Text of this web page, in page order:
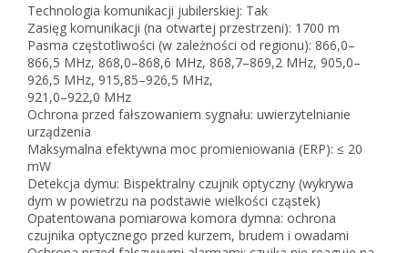
Technologia komunikacji jubilerskiej: Tak
Zasięg komunikacji (na otwartej przestrzeni): 1700 m
Pasma częstotliwości (w zależności od regionu): 866,0–
866,5 MHz, 868,0–868,6 MHz, 868,7–869,2 MHz, 905,0–
926,5 MHz, 915,85–926,5 MHz,
921,0–922,0 MHz
Ochrona przed fałszowaniem sygnału: uwierzytelnianie
urządzenia
Maksymalna efektywna moc promieniowania (ERP): ≤ 20
mW
Detekcja dymu: Bispektralny czujnik optyczny (wykrywa
dym w powietrzu na podstawie wielkości cząstek)
Opatentowana pomiarowa komora dymna: ochrona
czujnika optycznego przed kurzem, brudem i owadami